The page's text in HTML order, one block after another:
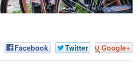
Facebook Twitter Google+